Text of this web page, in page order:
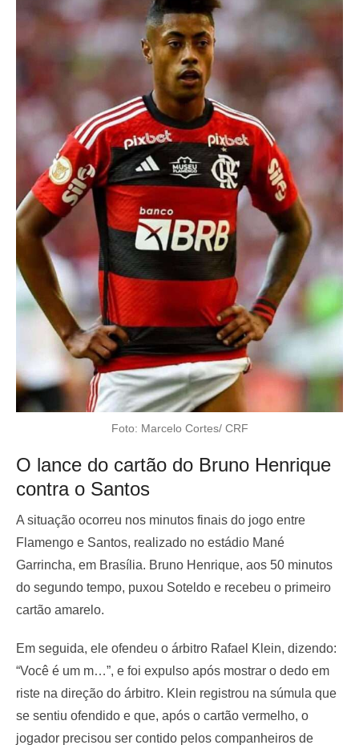
Foto: Marcelo Cortes/ CRF
O lance do cartão do Bruno Henrique
contra o Santos
A situação ocorreu nos minutos finais do jogo entre
Flamengo e Santos, realizado no estádio Mané
Garrincha, em Brasília. Bruno Henrique, aos 50 minutos
do segundo tempo, puxou Soteldo e recebeu o primeiro
cartão amarelo.
Em seguida, ele ofendeu o árbitro Rafael Klein, dizendo:
“Você é um m…”, e foi expulso após mostrar o dedo em
riste na direção do árbitro. Klein registrou na súmula que
se sentiu ofendido e que, após o cartão vermelho, o
jogador precisou ser contido pelos companheiros de